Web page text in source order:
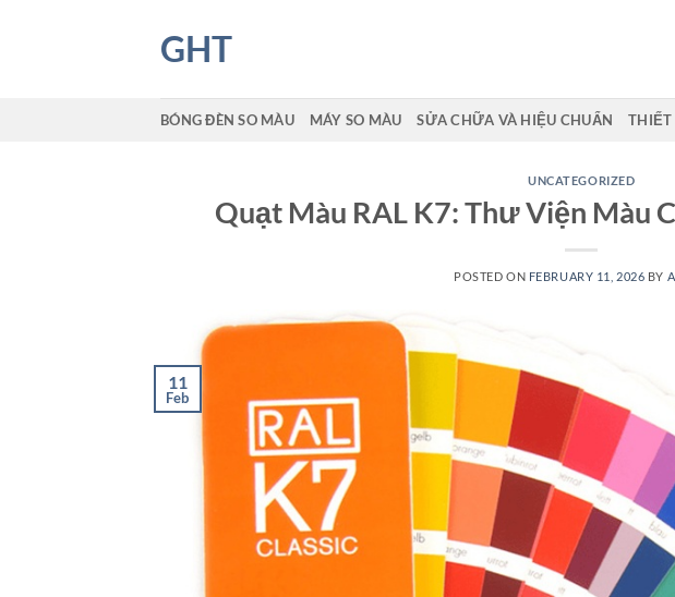
GHT
BÓNG ĐÈN SO MÀU MÁY SO MÀU SỬA CHỮA VÀ HIỆU CHUẨN THIẾT
UNCATEGORIZED
Quạt Màu RAL K7: Thư Viện Màu
POSTED ON FEBRUARY 11, 2026 BY
11
Feb